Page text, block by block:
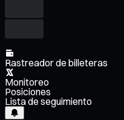
Rastreador de billeteras
Monitoreo
Posiciones
Lista de seguimiento